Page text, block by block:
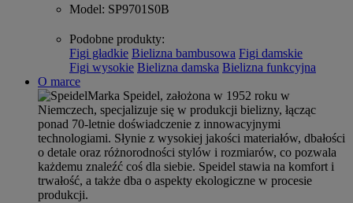
Model: SP9701S0B
Podobne produkty:
Figi gładkie Bielizna bambusowa Figi damskie
Figi wysokie Bielizna damska Bielizna funkcyjna
O marce
Marka Speidel, założona w 1952 roku w
Niemczech, specjalizuje się w produkcji bielizny, łącząc
ponad 70-letnie doświadczenie z innowacyjnymi
technologiami. Słynie z wysokiej jakości materiałów, dbałości
o detale oraz różnorodności stylów i rozmiarów, co pozwala
każdemu znaleźć coś dla siebie. Speidel stawia na komfort i
trwałość, a także dba o aspekty ekologiczne w procesie
produkcji.